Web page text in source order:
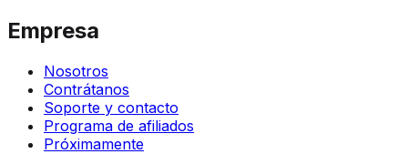
Empresa
Nosotros
Contrátanos
Soporte y contacto
Programa de afiliados
Próximamente